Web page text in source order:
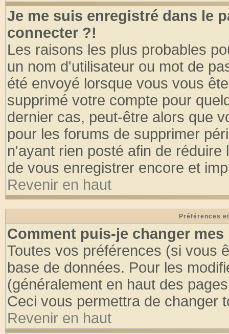
Je me suis enregistré dans le
connecter ?!
Les raisons les plus probables
un nom d'utilisateur ou mot de
été envoyé lorsque vous vous
supprimé votre compte pour
dernier cas, peut-être alors que
pour les forums de supprimer
n'ayant rien posté afin de
de vous enregistrer encore et
Revenir en haut
Préférences
Comment puis-je changer mes
Toutes vos préférences (si vous
base de données. Pour les
(généralement en haut des
Ceci vous permettra de changer
Revenir en haut